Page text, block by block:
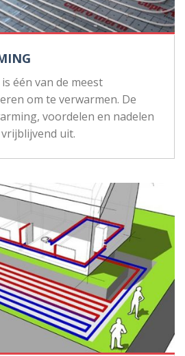
is één van de meest
om te verwarmen. De
voordelen en nadelen
uit.